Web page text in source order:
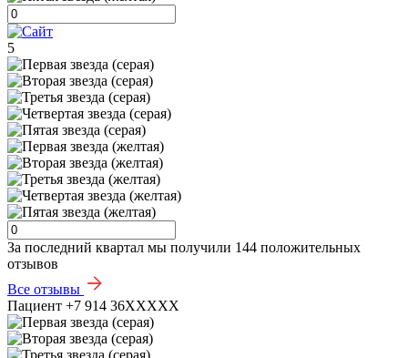
5
За последний квартал мы получили 144 положительных
отзывов
Все отзывы
Пациент +7 914 36XXXXX